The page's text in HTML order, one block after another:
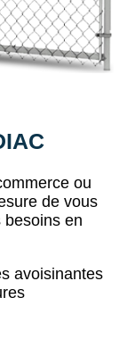
ou
de vous
besoins en
avoisinantes